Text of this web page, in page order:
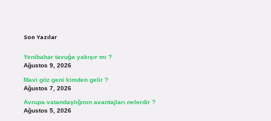
Son Yazılar
Yenibahar tavuğa yakışır mı ?
Ağustos 9, 2026
Mavi göz geni kimden gelir ?
Ağustos 7, 2026
Avrupa vatandaşlığının avantajları nelerdir ?
Ağustos 5, 2026